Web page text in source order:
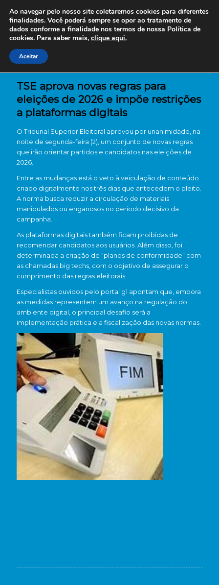
TSE aprova novas regras para
eleições de 2026 e impõe restrições
a plataformas digitais
OTribunal Superior Eleitoral aprovou por unanimidade, na
noite de segunda-feira (2), um conjunto de novas regras
que irão orientar partidos e candidatos nas eleições de
2026.
Entre as mudanças está o veto à veiculação de conteúdo
criado digitalmente nos três dias que antecedem o pleito.
A norma busca reduzir a circulação de materiais
manipulados ou enganosos no período decisivo da
campanha.
As plataformas digitais também ficam proibidas de
recomendar candidatos aos usuários. Além disso, foi
determinada a criação de “planos de conformidade” com
as chamadas big techs, com o objetivo de assegurar o
cumprimento das regras eleitorais.
Especialistas ouvidos pelo portal g1 apontam que, embora
as medidas representem um avanço na regulação do
ambiente digital, o principal desafio será a
implementação prática e a fiscalização das novas normas.
Ao navegar pelo nosso site coletaremos cookies para diferentes
finalidades. Você poderá sempre se opor ao tratamento de
dados conforme a finalidade nos termos de nossa Política de
cookies. Para saber mais, clique aqui.
Aceitar